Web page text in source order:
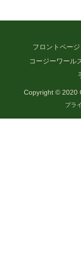
フロントページ
コージーワール
Copyright © 2020
プラ